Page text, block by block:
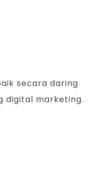
secara daring
digital marketing.